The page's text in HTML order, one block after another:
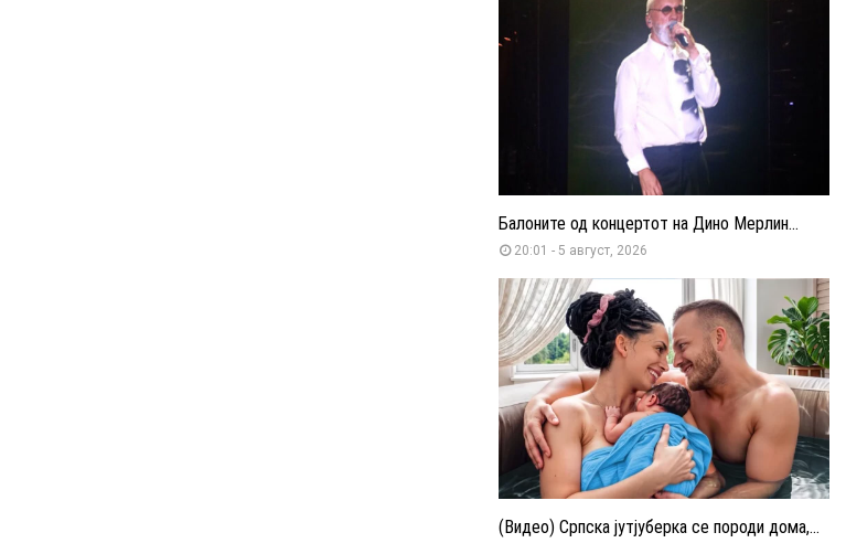
Балоните од концертот на Дино Мерлин...
20:01 - 5 август, 2026
(Видео) Српска јутјуберка се породи дома,...